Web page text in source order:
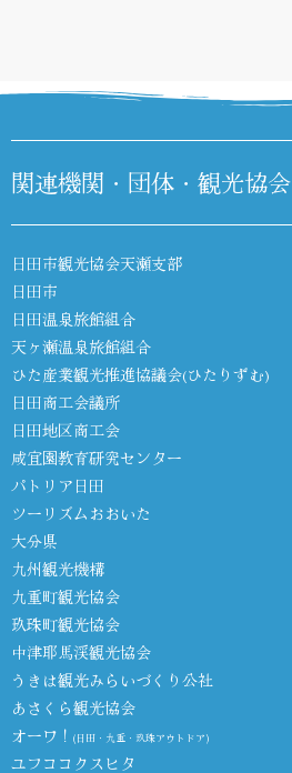
関連機関・団体・観光協会
日田市観光協会天瀬支部
日田市
日田温泉旅館組合
天ヶ瀬温泉旅館組合
ひた産業観光推進協議会(ひたりずむ)
日田商工会議所
日田地区商工会
咸宜園教育研究センター
パトリア日田
ツーリズムおおいた
大分県
九州観光機構
九重町観光協会
玖珠町観光協会
中津耶馬渓観光協会
うきは観光みらいづくり公社
あさくら観光協会
オーワ！ (日田・九重・玖珠アウトドア)
ユフココクスヒタ